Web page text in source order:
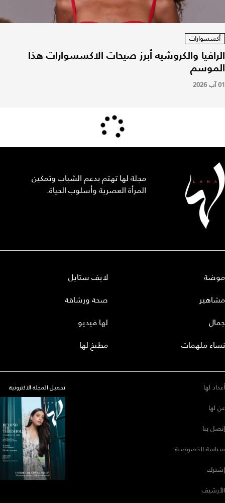
أكسسوارات
الرافيا والكروشيه أبرز صيحات الاكسسوارات هذا
الموسم
01 آب 2026
مجلة لها تهتم بدعم الشباب وتمكين
المرأة العصرية وأسلوب الحياة.
موضة
مشاهير
جمال
نساء ملهمات
لايف ستايل
صحة ورشاقة
لها فيديو
مطبخ لها
أعداد لها
عن لها
إتصل بنا
سياسة الخصوصية
إشترك
الأرشيف
تحميل المجلة الاكترونية